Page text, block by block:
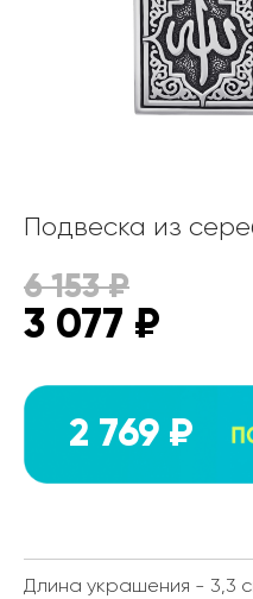
Подвеска из
6 153₽
3 077 ₽
2 769 ₽
Длина украшения - 3,3